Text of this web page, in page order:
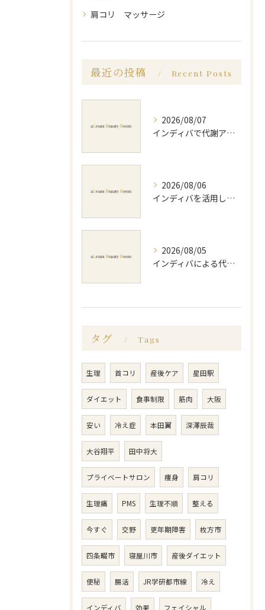
肩コリ マッサージ
最近の投稿 Recent Posts
2026/08/07
インディバで代謝アップ体験効果とビフォーアフター徹底解説
2026/08/06
インディバを活用した足痩せ方法とセルライトやむくみ改善のポイント
2026/08/05
インディバによる代謝アップのビフォーアフター実体験と効果的な回数の見極め方
タグ Tags
生理 首コリ 産後ケア 星田駅
ダイエット 食事制限 筋肉 大阪
安い 冷え症 本田翼 深澤辰哉
大谷翔平 田中将大
プライベートサロン 痩身 肩コリ
生理痛 PMS 生理不順 整える
今すぐ 交野 更年期障害 枚方市
四条畷市 寝屋川市 産後ダイエット
便秘 腸活 JR学研都市線 冷え
インディバ 効果 フェイシャル